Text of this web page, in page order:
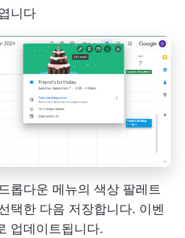
니다
롭다운 메뉴의 색상 팔레트
택한 다음 저장합니다. 이벤
업데이트됩니다.